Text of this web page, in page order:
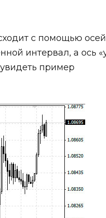
с помощью осей
интервал, а ось
пример